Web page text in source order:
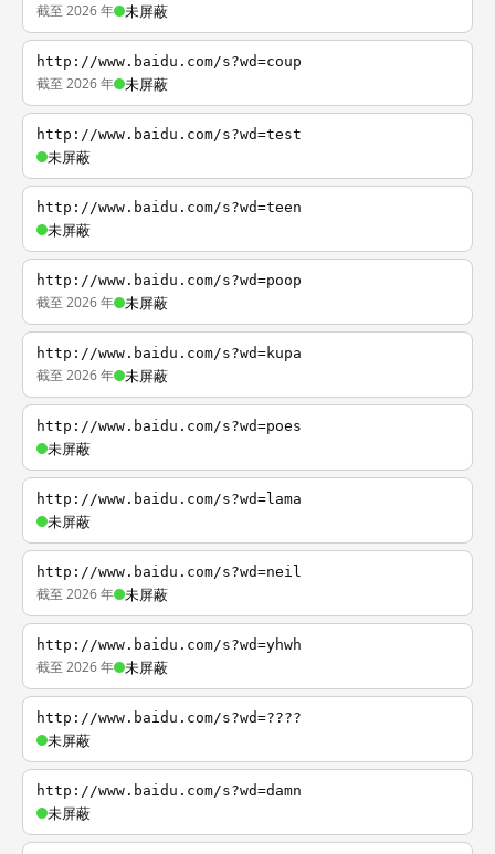
截至 2026 年 未屏蔽
http://www.baidu.com/s?wd=coup
截至 2026 年 未屏蔽
http://www.baidu.com/s?wd=test
未屏蔽
http://www.baidu.com/s?wd=teen
未屏蔽
http://www.baidu.com/s?wd=poop
截至 2026 年 未屏蔽
http://www.baidu.com/s?wd=kupa
截至 2026 年 未屏蔽
http://www.baidu.com/s?wd=poes
未屏蔽
http://www.baidu.com/s?wd=lama
未屏蔽
http://www.baidu.com/s?wd=neil
截至 2026 年 未屏蔽
http://www.baidu.com/s?wd=yhwh
截至 2026 年 未屏蔽
http://www.baidu.com/s?wd=????
未屏蔽
http://www.baidu.com/s?wd=damn
未屏蔽